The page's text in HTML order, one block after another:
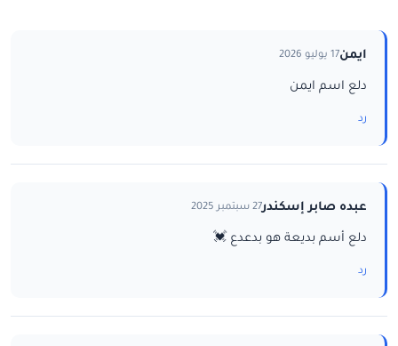
ايمن17 يوليو 2026
دلع اسم ايمن
رد
عبده صابر إسكندر27 سبتمبر 2025
دلع أسم بديعة هو بدعدع 💓
رد